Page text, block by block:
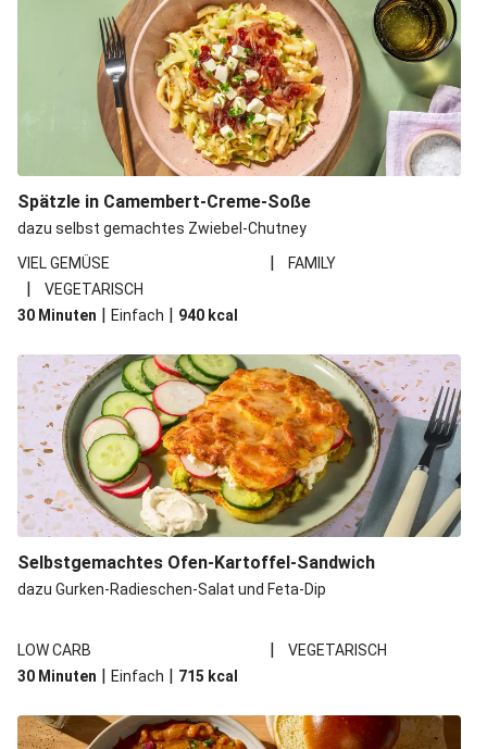
One Pan: Pikante Reispfanne nach Jambalaya-Art
Spätzle in Camembert-Creme-Soße
dazu selbst gemachtes Zwiebel-Chutney
VIEL GEMÜSE
| FAMILY
|
VEGETARISCH
30 Minuten | Einfach | 940 kcal
Selbstgemachtes Ofen-Kartoffel-Sandwich
dazu Gurken-Radieschen-Salat und Feta-Dip
LOW CARB |
VEGETARISCH
30 Minuten | Einfach | 715 kcal